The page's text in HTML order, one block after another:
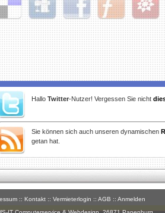
Digg Facebook Furl StudiVZ
Hallo Twitter-Nutzer! Vergessen Sie nicht
Sie können sich auch unseren dynamischen
getan hat.
:: Kontakt :: Vermieterlogin :: AGB :: Anmelden